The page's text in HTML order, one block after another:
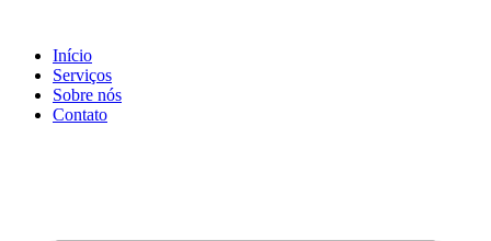
conteúdo
Início
Serviços
Sobre nós
Contato